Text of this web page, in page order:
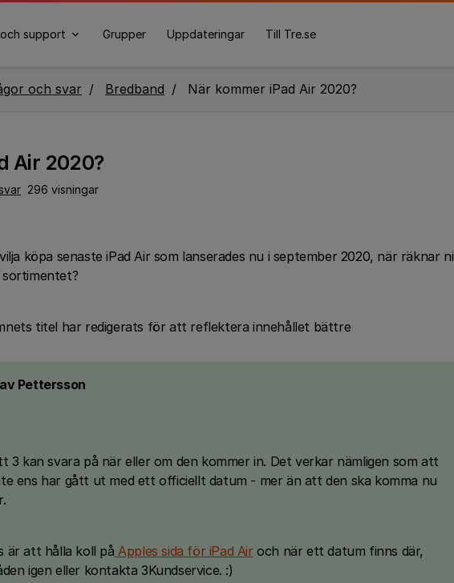
support Grupper Uppdateringar Till Tre.se
och svar Bredband När kommer iPad Air 2020?
Air 2020?
296 visningar
köpa senaste iPad Air som lanserades nu i september 2020, när räknar ni
titel har redigerats för att reflektera innehållet bättre
Pettersson
3 kan svara på när eller om den kommer in. Det verkar nämligen som att
ens har gått ut med ett officiellt datum - mer än att den ska komma nu
är att hålla koll på Apples sida för iPad Air och när ett datum finns där,
igen eller kontakta 3Kundservice. :)